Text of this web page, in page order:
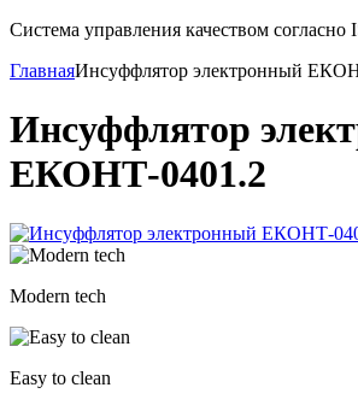
Система управления качеством согласно
ГлавнаяИнсуффлятор электронный
Инсуффлятор
ЕКОНТ-0401.2
Modern tech
Easy to clean